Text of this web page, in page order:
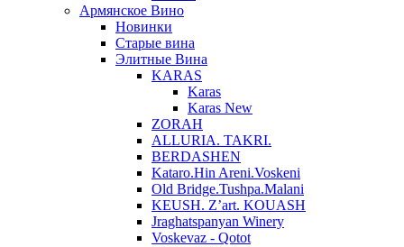
Армянское Вино
Новинки
Старые вина
Элитные Вина
KARAS
Karas
Karas New
ZORAH
ALLURIA. TAKRI.
BERDASHEN
Kataro.Hin Areni.Voskeni
Old Bridge.Tushpa.Malani
KEUSH. Z’art. KOUASH
Jraghatspanyan Winery
Voskevaz - Qotot